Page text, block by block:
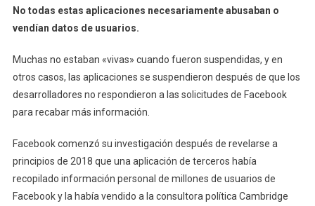
No todas estas aplicaciones necesariamente abusaban o
vendían datos de usuarios.
Muchas no estaban «vivas» cuando fueron suspendidas, y en
otros casos, las aplicaciones se suspendieron después de que los
desarrolladores no respondieron a las solicitudes de Facebook
para recabar más información.
Facebook comenzó su investigación después de revelarse a
principios de 2018 que una aplicación de terceros había
recopilado información personal de millones de usuarios de
Facebook y la había vendido a la consultora política Cambridge